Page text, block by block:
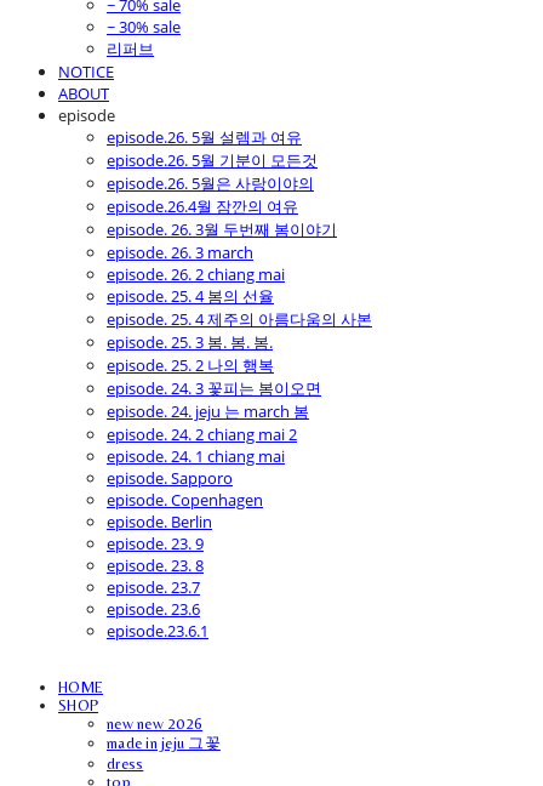
~ 70% sale
~ 30% sale
리퍼브
NOTICE
ABOUT
episode
episode.26. 5월 설렘과 여유
episode.26. 5월 기분이 모든것
episode.26. 5월은 사랑이야의
episode.26.4월 잠깐의 여유
episode. 26. 3월 두번째 봄이야기
episode. 26. 3 march
episode. 26. 2 chiang mai
episode. 25. 4 봄의 선율
episode. 25. 4 제주의 아름다움의 사본
episode. 25. 3 봄. 봄. 봄.
episode. 25. 2 나의 행복
episode. 24. 3 꽃피는 봄이오면
episode. 24. jeju 는 march 봄
episode. 24. 2 chiang mai 2
episode. 24. 1 chiang mai
episode. Sapporo
episode. Copenhagen
episode. Berlin
episode. 23. 9
episode. 23. 8
episode. 23.7
episode. 23.6
episode.23.6.1
HOME
SHOP
new new 2026
made in jeju 그꽃
dress
top